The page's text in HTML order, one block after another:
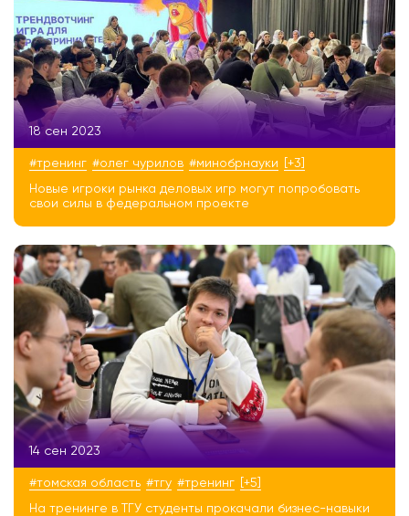
18 сен 2023
#тренинг #олег чурилов #минобрнауки
[+3]
Новые игроки рынка деловых игр могут попробовать
свои силы в федеральном проекте
14 сен 2023
#томская область #тгу #тренинг
[+5]
На тренинге в ТГУ студенты прокачали бизнес-навыки